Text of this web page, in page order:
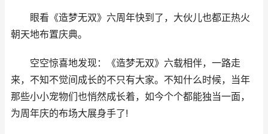
眼看《造梦无双》六周年快到了，大伙儿也都正热火
朝天地布置庆典。
空空惊喜地发现：《造梦无双》六载相伴，一路走
来，不知不觉间成长的不只有大家。不知什么时候，当年
那些小小宠物们也悄然成长着，如今个个都能独当一面，
为周年庆的布场大展身手了!